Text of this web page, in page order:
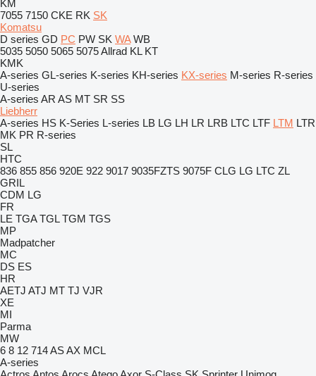
KM
7055 7150 CKE RK SK
Komatsu
D series GD PC PW SK WA WB
5035 5050 5065 5075Allrad KL KT
KMK
A-series GL-series K-series KH-series KX-series M-series R-series
U-series
A-series AR AS MT SR SS
Liebherr
A-series HS K-Series L-series LB LG LH LR LRB LTC LTF LTM LTR
MK PR R-series
SL
HTC
836 855 856 920E 922 9017 9035FZTS 9075F CLG LG LTC ZL
GRIL
CDM LG
FR
LE TGA TGL TGM TGS
MP
Madpatcher
MC
DS ES
HR
AETJ ATJ MT TJ VJR
XE
MI
Parma
MW
6 8 12 714ASAX MCL
A-series